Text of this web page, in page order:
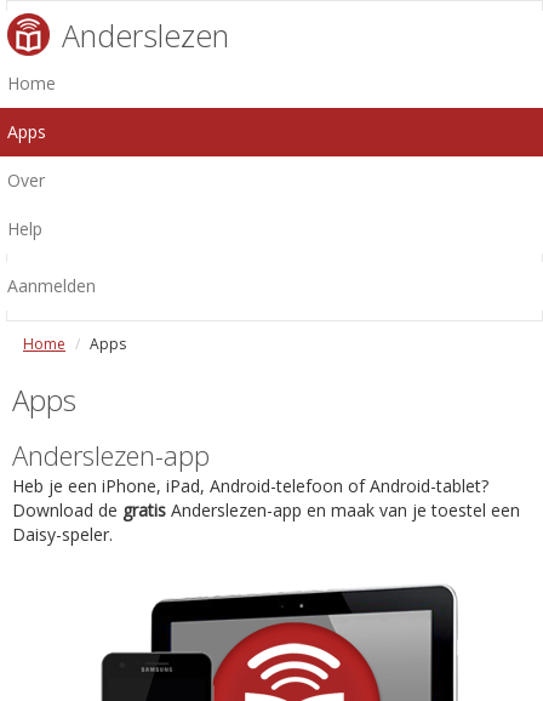
Anderslezen
Home
Apps
Over
Help
Aanmelden
Home Apps
Apps
Anderslezen-app
Heb je een iPhone, iPad, Android-telefoon of Android-tablet?
Download de gratis Anderslezen-app en maak van je toestel een
Daisy-speler.